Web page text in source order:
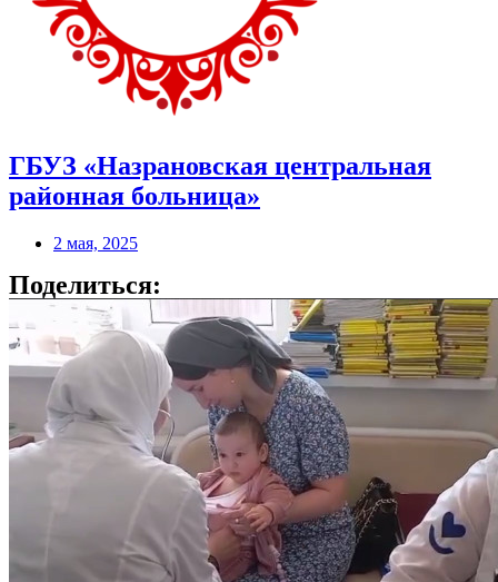
ГБУЗ «Назрановская центральная
районная больница»
2 мая, 2025
Поделиться: